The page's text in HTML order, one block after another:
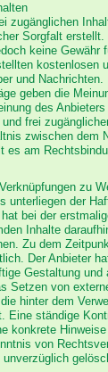
zugänglichen
Sorgfalt erstellt.
keine Gewähr
kostenlosen
und Nachrichten.
geben die
des
frei
zwischen dem
es am
zu
unterliegen der
bei der
Inhalte
Zu dem
Der Anbieter
Gestaltung und
Setzen von
hinter dem
Eine ständige
konkrete
von